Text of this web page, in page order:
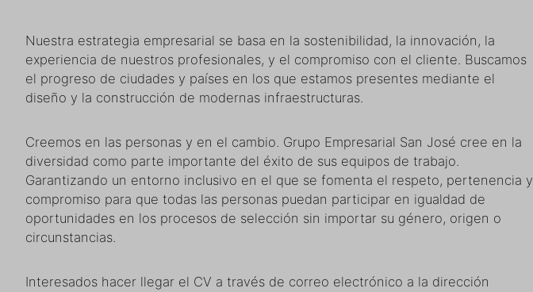
Nuestra estrategia empresarial se basa en la sostenibilidad, la innovación, la
experiencia de nuestros profesionales, y el compromiso con el cliente. Buscamos
el progreso de ciudades y países en los que estamos presentes mediante el
diseño y la construcción de modernas infraestructuras.
Creemos en las personas y en el cambio. Grupo Empresarial San José cree en la
diversidad como parte importante del éxito de sus equipos de trabajo.
Garantizando un entorno inclusivo en el que se fomenta el respeto, pertenencia y
compromiso para que todas las personas puedan participar en igualdad de
oportunidades en los procesos de selección sin importar su género, origen o
circunstancias.
Interesados hacer llegar el CV a través de correo electrónico a la dirección